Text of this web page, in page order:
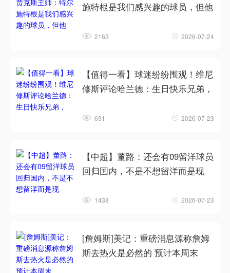
施特根是我们感兴趣的球员，但他
2163 2026-07-24
【值得一看】球迷纷纷围观！维尼
修斯评论哈兰德：生日快乐兄弟，
691 2026-07-23
【中超】董路：还会有09留洋球员
回归国内，不是不想留洋而是现
1438 2026-07-23
[詹姆斯]美记：重磅消息源称詹姆
斯去热火是必然的 预计本周末